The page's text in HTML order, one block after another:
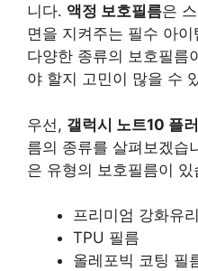
니다. 액정 보호필름은
면을 지켜주는 필수 아
다양한 종류의 보호필름
야 할지 고민이 많을 수
우선, 갤럭시 노트10 플
름의 종류를 살펴보겠습
은 유형의 보호필름이 있
프리미엄 강화유
TPU 필름
올레포빅 코팅 필